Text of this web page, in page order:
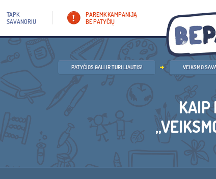
TAPK
SAVANORIU
PAREMK KAMPANIJĄ
BE PATYČIŲ
PATYČIOS GALI IR TURI LIAUTIS! VEIKSMO
KAIP